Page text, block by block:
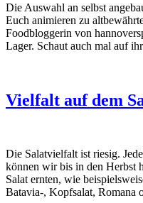
Die Auswahl an selbst
Euch animieren zu
Foodbloggerin von
Lager. Schaut auch mal auf
Vielfalt auf dem
Die Salatvielfalt ist riesig.
können wir bis in den Herbst
Salat ernten, wie
Batavia-, Kopfsalat, Romana